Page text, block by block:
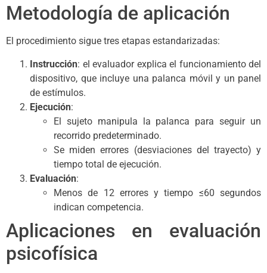
Metodología de aplicación
El procedimiento sigue tres etapas estandarizadas:
Instrucción: el evaluador explica el funcionamiento del
dispositivo, que incluye una palanca móvil y un panel
de estímulos.
Ejecución:
El sujeto manipula la palanca para seguir un
recorrido predeterminado.
Se miden errores (desviaciones del trayecto) y
tiempo total de ejecución.
Evaluación:
Menos de 12 errores y tiempo ≤60 segundos
indican competencia.
Aplicaciones en evaluación
psicofísica